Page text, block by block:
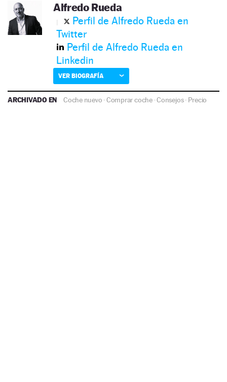
Alfredo Rueda
Perfil de Alfredo Rueda en
Twitter
Perfil de Alfredo Rueda en
Linkedin
VER BIOGRAFÍA
ARCHIVADO EN Coche nuevo ·Comprar coche·Consejos· Precio